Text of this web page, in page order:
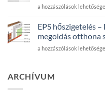
m²
bejegyzéshez
számolj
bejegyzéshez
Grafitos
vs
fehér
EPS
–
a
a hozzászólások
EPS hőszigetelés
megoldás otthona
EPS
Hatékony
a hozzászólások
ARCHÍVUM